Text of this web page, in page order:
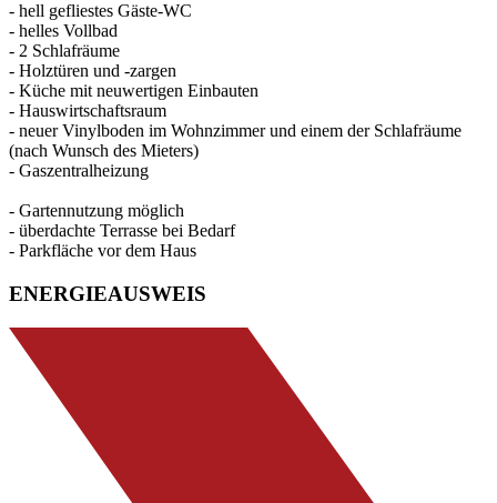
- hell gefliestes Gäste-WC
- helles Vollbad
- 2 Schlafräume
- Holztüren und -zargen
- Küche mit neuwertigen Einbauten
- Hauswirtschaftsraum
- neuer Vinylboden im Wohnzimmer und einem der Schlafräume
(nach Wunsch des Mieters)
- Gaszentralheizung
- Gartennutzung möglich
- überdachte Terrasse bei Bedarf
- Parkfläche vor dem Haus
ENERGIEAUSWEIS